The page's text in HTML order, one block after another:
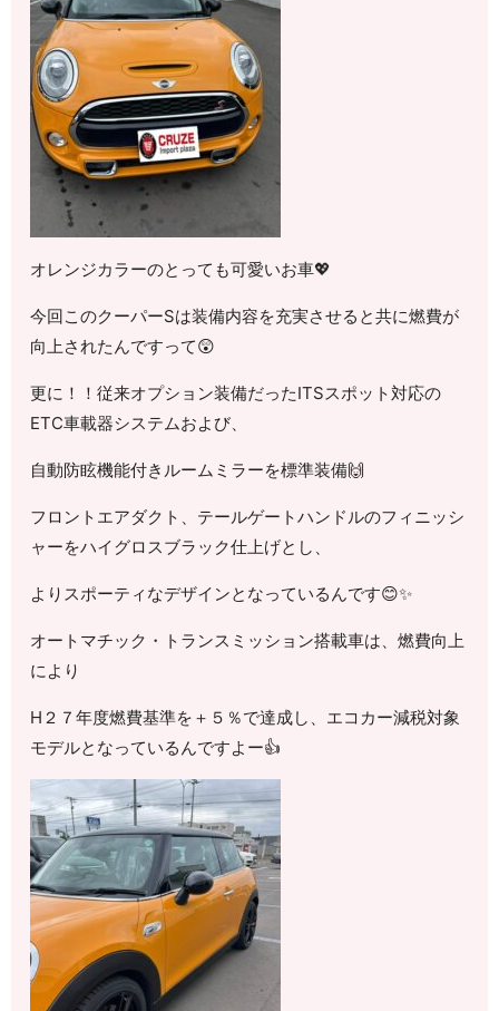
オレンジカラーのとっても可愛いお車💖
今回このクーパーSは装備内容を充実させると共に燃費が
向上されたんですって😲
更に！！従来オプション装備だったITSスポット対応の
ETC車載器システムおよび、
自動防眩機能付きルームミラーを標準装備🙌
フロントエアダクト、テールゲートハンドルのフィニッシ
ャーをハイグロスブラック仕上げとし、
よりスポーティなデザインとなっているんです😊✨
オートマチック・トランスミッション搭載車は、燃費向上
により
H２７年度燃費基準を＋５％で達成し、エコカー減税対象
モデルとなっているんですよー👍